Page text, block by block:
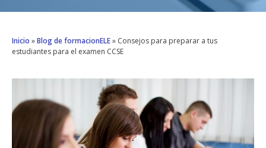
Inicio »Blog de formacionELE» Consejos para preparar a tus
estudiantes para el examen CCSE